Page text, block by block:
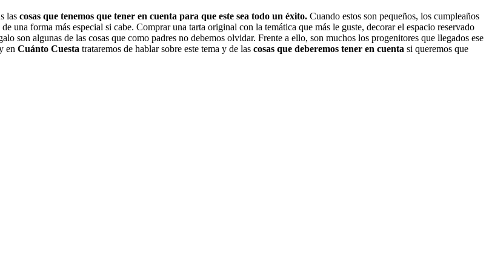
las cosas que tenemos que tener en cuenta para que este sea todo un éxito. Cuando estos son pequeños, los cumpleaños
una forma más especial si cabe. Comprar una tarta original con la temática que más le guste, decorar el espacio reservado
son algunas de las cosas que como padres no debemos olvidar. Frente a ello, son muchos los progenitores que llegados ese
en Cuánto Cuesta trataremos de hablar sobre este tema y de las cosas que deberemos tener en cuenta si queremos que